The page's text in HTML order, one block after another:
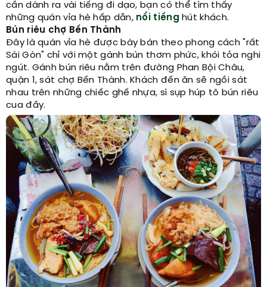
cần dành ra vài tiếng đi dạo, bạn có thể tìm thấy
những quán vỉa hè hấp dẫn, nổi tiếng hút khách.
Bún riêu chợ Bến Thành
Đây là quán vỉa hè được bày bán theo phong cách "rất
Sài Gòn" chỉ với một gánh bún thơm phức, khói tỏa nghi
ngút. Gánh bún riêu nằm trên đường Phan Bội Châu,
quận 1, sát chợ Bến Thành. Khách đến ăn sẽ ngồi sát
nhau trên những chiếc ghế nhựa, sì sụp húp tô bún riêu
cua đầy.